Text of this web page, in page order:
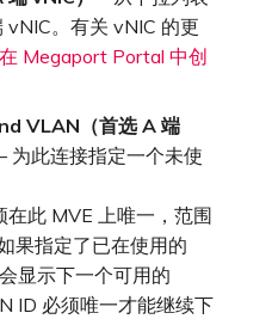
vNIC。有关 vNIC 的更
在 Megaport Portal 中创
VLAN（首选 A 端
为此连接指定一个未使
此 MVE 上唯一，范围
果指定了已在使用的
显示下一个可用的
ID 必须唯一才能继续下